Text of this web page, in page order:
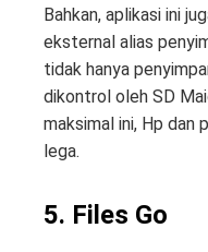
Bahkan, aplikasi ini
eksternal alias
tidak hanya
dikontrol oleh SD
maksimal ini, Hp dan
lega.
5. Files Go